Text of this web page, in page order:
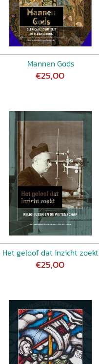
Mannen Gods
€25,00
Het geloof dat inzicht zoekt
€25,00